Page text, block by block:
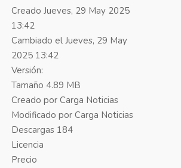
Creado Jueves, 29 May 2025
13:42
Cambiado el Jueves, 29 May
2025 13:42
Versión:
Tamaño 4.89 MB
Creado por Carga Noticias
Modificado por Carga Noticias
Descargas 184
Licencia
Precio